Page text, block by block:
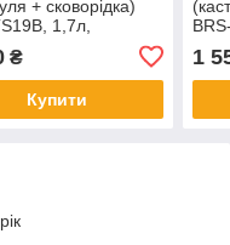
+ сковорідка)
1,7л,
₴
Купити
1